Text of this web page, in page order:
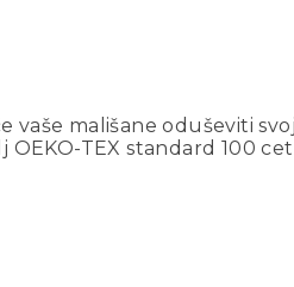
mališane oduševiti
TEX standard 100